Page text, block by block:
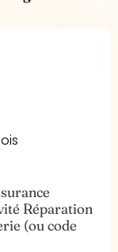
Réparation
(ou code